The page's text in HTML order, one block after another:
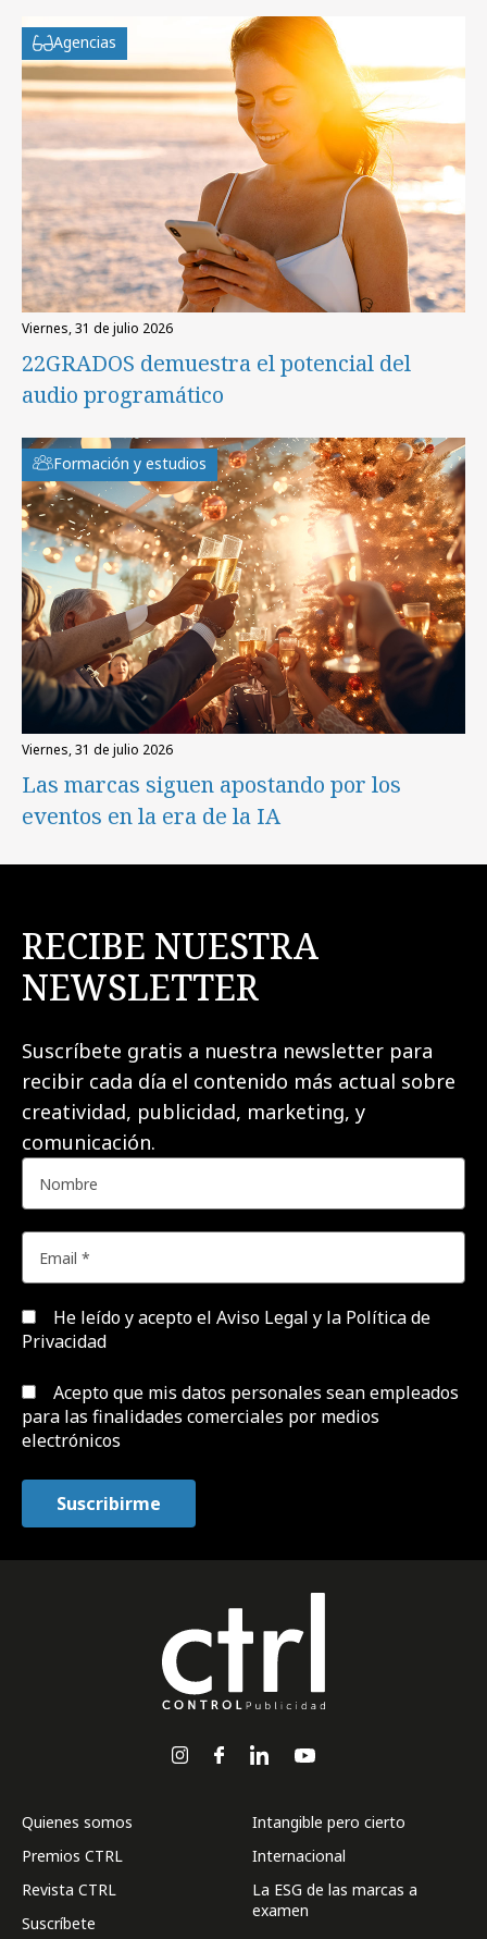
Agencias
viernes, 31 de julio 2026
22GRADOS demuestra el potencial del
audio programático
Formación y estudios
viernes, 31 de julio 2026
Las marcas siguen apostando por los
eventos en la era de la IA
RECIBE NUESTRA
NEWSLETTER
Suscríbete gratis a nuestra newsletter para
recibir cada día el contenido más actual sobre
creatividad, publicidad, marketing, y
comunicación.
He leído y acepto el Aviso Legal y la Política de
Privacidad
Acepto que mis datos personales sean empleados
para las finalidades comerciales por medios
electrónicos
Quienes somos
Premios CTRL
Revista CTRL
Suscríbete
Intangible pero cierto
Internacional
La ESG de las marcas a
examen